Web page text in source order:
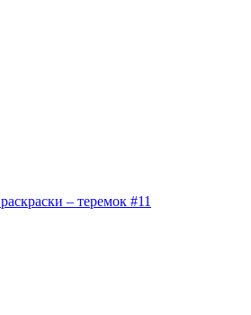
раскраски – теремок #11